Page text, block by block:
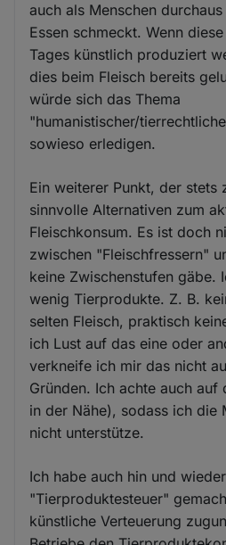
auch als Menschen
Essen schmeckt. Wenn
Tages künstlich produziert
dies beim Fleisch bereits
würde sich das Thema
"humanistischer/
sowieso erledigen.
Ein weiterer Punkt, der stets
sinnvolle Alternativen zum
Fleischkonsum. Es ist doch
zwischen "Fleischfressern"
keine Zwischenstufen gäbe.
wenig Tierprodukte. Z. B.
selten Fleisch, praktisch
ich Lust auf das eine oder
verkneife ich mir das nicht
Gründen. Ich achte auch auf
in der Nähe), sodass ich die
nicht unterstütze.
Ich habe auch hin und
"Tierproduktesteuer"
künstliche Verteuerung